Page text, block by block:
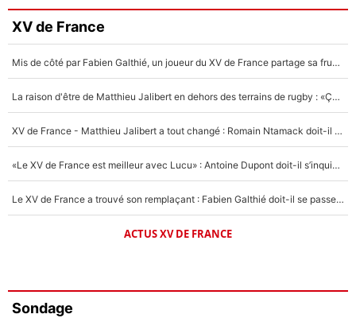
XV de France
Mis de côté par Fabien Galthié, un joueur du XV de France partage sa frustration : «ils ne me l’ont pas dit tout de suite»
La raison d'être de Matthieu Jalibert en dehors des terrains de rugby : «Ça m'atteint autant que si tu touches à un membre de ma famille»
XV de France - Matthieu Jalibert a tout changé : Romain Ntamack doit-il s’inquiéter pour sa place à un an de la Coupe du monde ?
«Le XV de France est meilleur avec Lucu» : Antoine Dupont doit-il s’inquiéter pour sa place ?
Le XV de France a trouvé son remplaçant : Fabien Galthié doit-il se passer d'Antoine Dupont ?
ACTUS XV DE FRANCE
Sondage